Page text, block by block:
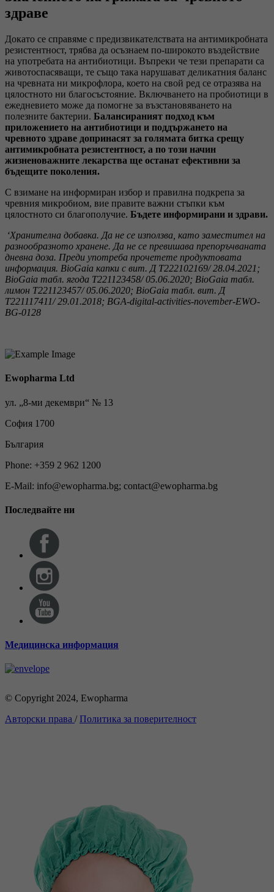
здраве
Докато се справяме с предизвикателствата на антимикробната
резистентност, трябва да осъзнаем по-широкото въздействие
на употребата на антибиотици. Въпреки че тези препарати са
животоспасяващи, те също така нарушават деликатния баланс
на чревната ни микрофлора, което на свой ред се отразява на
цялостното ни благосъстояние. Включването на пробиотици в
ежедневието може да помогне за възстановяването на
полезните бактерии. Балансираният подход към
приложението на антибиотици и поддържането на
чревното здраве допринасят за голямата битка срещу
антимикробната резистентност, а по този начин
жизненоважните лекарства ще останат ефективни за
бъдещите поколения.
С взимане на информиран избор и правилна подкрепа за
чревния микробиом, вие правите важни стъпки към
цялостното си благополучие. Бъдете информирани и здрави.
‘Хранителна добавка. Да не се използва, като заместител на
разнообразното хранене. Да не се превишава препоръчваната
дневна доза. Преди употреба прочетете продуктовата
информация. BioGaia капки с вит. Д Т222102169/ 28.04.2021;
BioGaia табл. ягода T221123458/ 05.06.2020; BioGaia табл.
лимон T221123457/ 05.06.2020; BioGaia табл. вит. Д
Т221117411/ 29.01.2018; BGA-digital-activities-november-EWO-
BG-0128
Ewopharma Ltd
ул. „8-ми декември“ № 13
София 1700
България
Phone: +359 2 962 1200
E-Mail: info@ewopharma.bg; contact@ewopharma.bg
Последвайте ни
Медицинска информация
© Copyright 2024, Ewopharma
Авторски права /Политика за поверителност